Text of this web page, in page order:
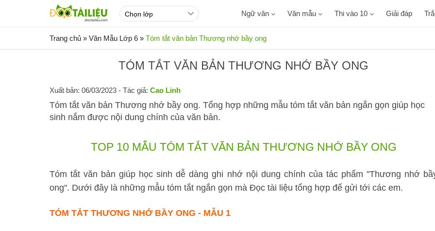
Ngữ văn Văn mẫu Thi vào 10 Giải đáp
Trang chủ » Văn Mẫu Lớp 6 » Tóm tắt văn bản Thương nhớ bầy ong
TÓM TẮT VĂN BẢN THƯƠNG NHỚ BẦY ONG
Xuất bản: 06/03/2023 - Tác giả: Cao Linh
Tóm tắt văn bản Thương nhớ bầy ong. Tổng hợp những mẫu tóm tắt văn bản ngắn gọn giúp học
sinh nắm được nội dung chính của văn bản.
TOP 10 MẪU TÓM TẮT VĂN BẢN THƯƠNG NHỚ BẦY ONG
Tóm tắt văn bản giúp học sinh dễ dàng ghi nhớ nội dung chính của tác phẩm "Thương nhớ
ong". Dưới đây là những mẫu tóm tắt ngắn gọn mà Đọc tài liệu tổng hợp để gửi tới các em.
TÓM TẮT THƯƠNG NHỚ BẦY ONG - MẪU 1